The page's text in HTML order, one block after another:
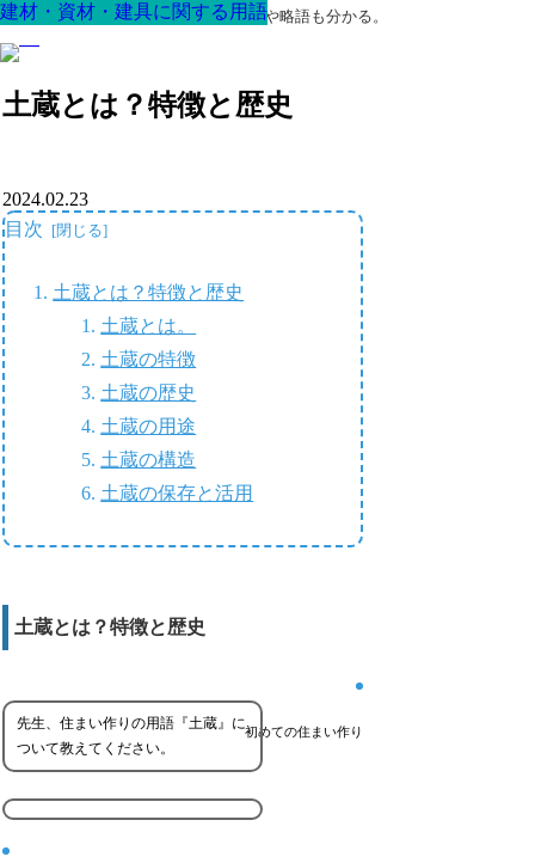
最高の家を作るための知識！専門用語や略語も分かる。
土蔵とは？特徴と歴史
建材・資材・建具に関する用語
2024.02.23
目次
土蔵とは？特徴と歴史
土蔵とは。
土蔵の特徴
土蔵の歴史
土蔵の用途
土蔵の構造
土蔵の保存と活用
土蔵とは？特徴と歴史
初めての住まい作り
先生、住まい作りの用語『土蔵』に
ついて教えてください。
建材・資材・建具に関する用語
建材・資材・建具に関する用語
建材・資材・建具に関する用語
建材・資材・建具に関する用語
建材・資材・建具に関する用語
建材・資材・建具に関する用語